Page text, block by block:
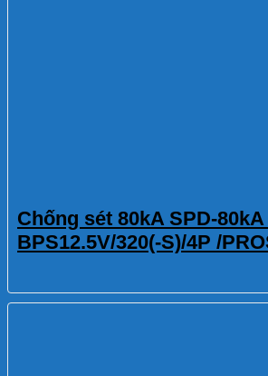
Chống sét 80kA SPD-80kA
BPS12.5V/320(-S)/4P /